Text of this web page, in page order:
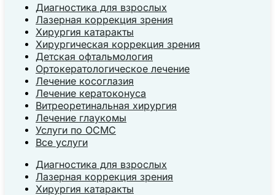
Диагностика для взрослых
Лазерная коррекция зрения
Хирургия катаракты
Хирургическая коррекция зрения
Детская офтальмология
Ортокератологическое лечение
Лечение косоглазия
Лечение кератоконуса
Витреоретинальная хирургия
Лечение глаукомы
Услуги по ОСМС
Все услуги
Диагностика для взрослых
Лазерная коррекция зрения
Хирургия катаракты